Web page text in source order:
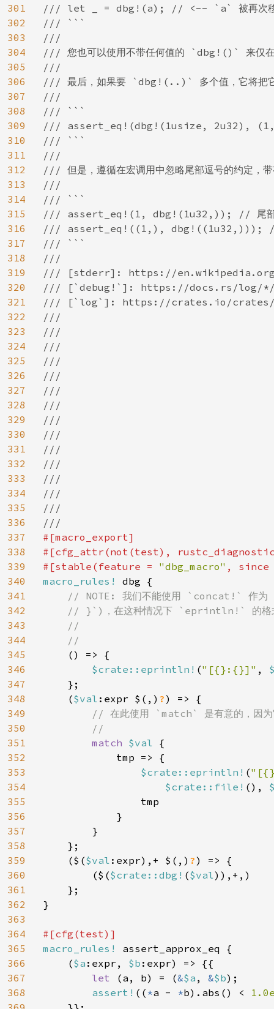
301
302
303
304
305
306
307
308
309
310
311
312
313
314
315
316
317
318
319
320
321
322
323
324
325
326
327
328
329
330
331
332
333
334
335
336
337
338
339
340
341
342
343
344
345
346
347
348
349
350
351
352
353
354
355
356
357
358
359
360
361
362
363
364
365
366
367
368
/// let _ = dbg!(a); // <-- `a` 被再次
/// ```
///
/// 您也可以使用不带任何值的 `dbg!()` 来仅在
///
/// 最后，如果要 `dbg!(..)` 多个值，它将把它
///
/// ```
/// assert_eq!(dbg!(1usize, 2u32),
/// ```
///
/// 但是，遵循在宏调用中忽略尾部逗号的约定，
///
/// ```
/// assert_eq!(1, dbg!(1u32,)); // 尾部
/// assert_eq!((1,), dbg!((1u32,)));
/// ```
///
/// [stderr]: https://en.wikipedia.org/
/// [`debug!`]: https://docs.rs/log/*/
/// [`log`]: https://crates.io/
///
///
///
///
///
///
///
///
///
///
///
///
///
///
#[macro_export]
#[cfg_attr(not(test),
#[stable(feature = "dbg_macro" ,
macro_rules! dbg {
// NOTE: 我们不能使用 `concat!` 作
// }`)，在这种情况下 `eprintln!` 的格
    //
    //
() => {
$crate::eprintln! ("[{}:{}]" ,
    };
    (
$val :expr $(,) ?) => {
// 在此使用 `match` 是有意的，因
        //
match $val {
            tmp => {
$crate::eprintln! (
$crate::file! (),
                tmp
            }
        }
    };
    ($(
$val :expr),+ $(,) ?) => {
        ($(
$crate::dbg! ($val)),+,)
    };
}
macro_rules! assert_approx_eq {
    (
$a :expr, $b :expr) => {{
let
(a, b) = (&$a , &$b);
assert! (( *a - *b).abs() <